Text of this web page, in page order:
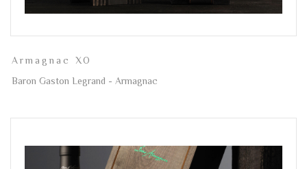
Armagnac XO
Baron Gaston Legrand - Armagnac